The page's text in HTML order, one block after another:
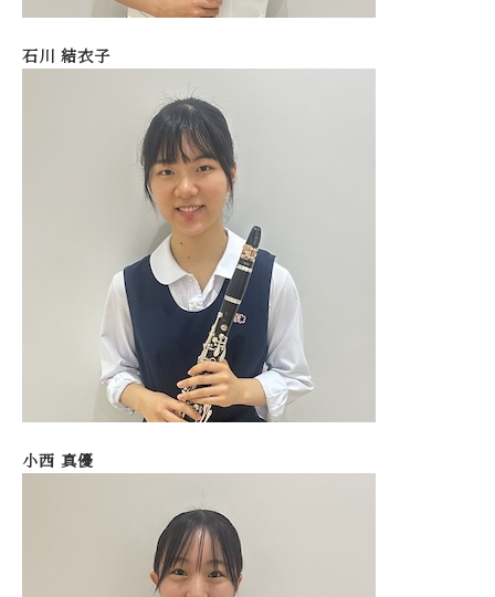
石川 結衣子
小西 真優